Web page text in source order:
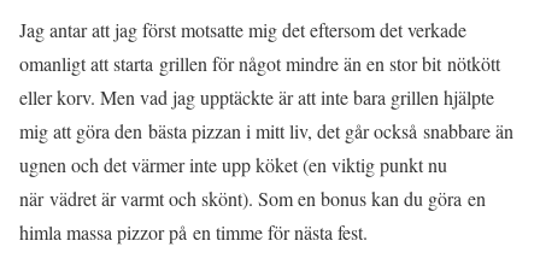
Jag antar att jag först motsatte mig det eftersom det verkade
omanligt att starta grillen för något mindre än en stor bit nötkött
eller korv. Men vad jag upptäckte är att inte bara grillen hjälpte
mig att göra den bästa pizzan i mitt liv, det går också snabbare än
ugnen och det värmer inte upp köket (en viktig punkt nu
när vädret är varmt och skönt). Som en bonus kan du göra en
himla massa pizzor på en timme för nästa fest.